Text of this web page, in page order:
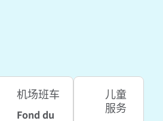
机场班车
Fond du
儿童
服务